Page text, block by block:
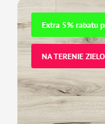
Extra 5% rabatu
NA TERENIE